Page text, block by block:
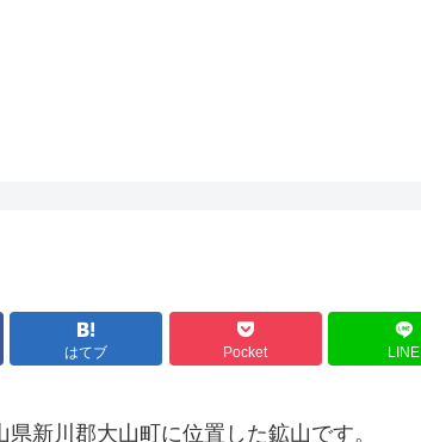
はてブ Pocket LINE
新川郡大山町に位置した鉱山です。